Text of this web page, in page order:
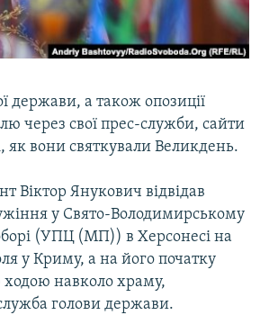
держави, а також опозиції
через свої прес-служби, сайти
як вони святкували Великдень.
Віктор Янукович відвідав
у Свято-Володимирському
(УПЦ (МП)) в Херсонесі на
у Криму, а на його початку
навколо храму,
голови держави.